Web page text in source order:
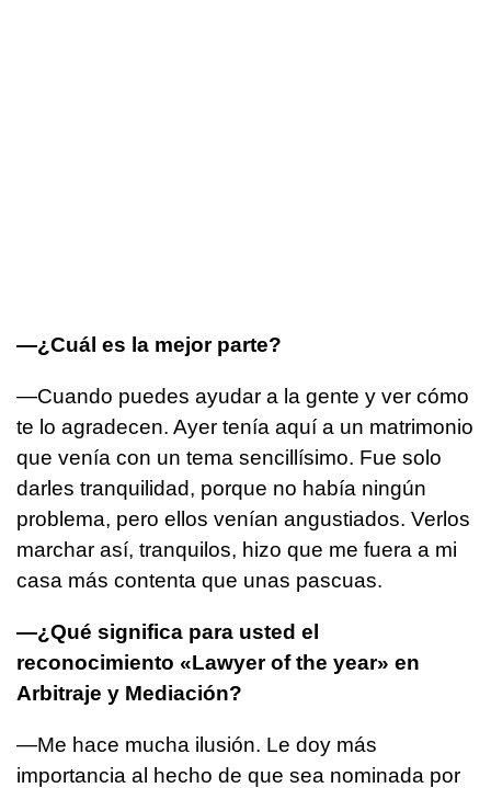
—¿Cuál es la mejor parte?
—Cuando puedes ayudar a la gente y ver cómo
te lo agradecen. Ayer tenía aquí a un matrimonio
que venía con un tema sencillísimo. Fue solo
darles tranquilidad, porque no había ningún
problema, pero ellos venían angustiados. Verlos
marchar así, tranquilos, hizo que me fuera a mi
casa más contenta que unas pascuas.
—¿Qué significa para usted el
reconocimiento «Lawyer of the year» en
Arbitraje y Mediación?
—Me hace mucha ilusión. Le doy más
importancia al hecho de que sea nominada por